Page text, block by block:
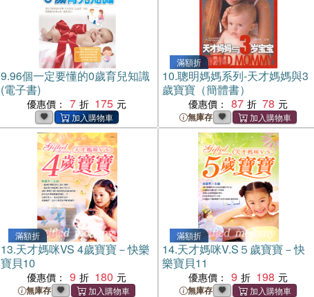
9.96個一定要懂的0歲育兒知識
(電子書)
優惠價： 7 175
滿額折
10.聰明媽媽系列-天才媽媽與3
歲寶寶（簡體書）
優惠價： 87 78
無庫存
滿額折
13.天才媽咪VS 4歲寶寶－快樂
寶貝10
優惠價： 9 180
無庫存
滿額折
14.天才媽咪V.S５歲寶寶－快
樂寶貝11
優惠價： 9 198
無庫存